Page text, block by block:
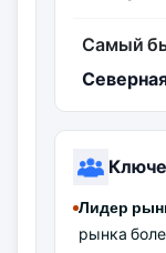
Самый
Лидер
рынка